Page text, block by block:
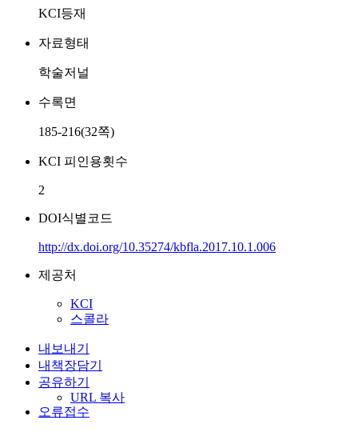
KCI등재
자료형태
학술저널
수록면
185-216(32쪽)
KCI 피인용횟수
2
DOI식별코드
http://dx.doi.org/10.35274/kbfla.2017.10.1.006
제공처
KCI
스콜라
내보내기
내책장담기
공유하기
URL 복사
오류접수